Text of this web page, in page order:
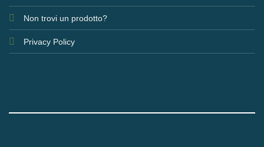
Non trovi un prodotto?
Privacy Policy